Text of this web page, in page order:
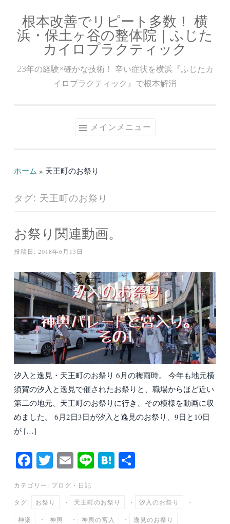
ン
根本改善でリピート多数！ 横
浜・保土ヶ谷の整体院｜ふじた
カイロプラクティック
23年の経験×確かな技術！ 辛い症状を横浜『ふじたカ
イロプラクティック』で根本解消
メインメニュー
ホーム » 天王町のお祭り
タグ: 天王町のお祭り
お祭り関連動画。
投稿日: 2018年6月13日
汐入と逸見・天王町のお祭り 6月の梅雨時。 今年も地元横
須賀の汐入と逸見で催されたお祭りと、職場からほど近い
第二の地元、天王町のお祭りに行き、その模様を動画に収
めました。 6月2日3日が汐入と逸見のお祭り、9日と10日
が […]
Fa
ce
bo
ok
T
wi
tte
r
E
m
ail
Li H
a
カテゴリー: ブログ ・ 日記
タグ: お祭り ・ 天王町のお祭り ・ 汐入のお祭り ・
神楽 ・ 神輿 ・ 神輿の宮入 ・ 逸見のお祭り